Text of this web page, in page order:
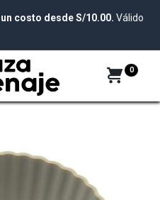
costo desde S/10.00. Válido
0